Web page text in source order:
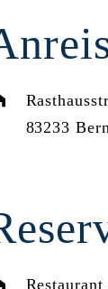
83233
Restaurant